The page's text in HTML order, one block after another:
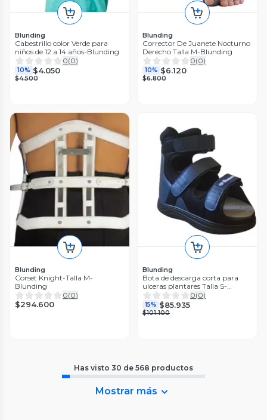
Blunding
Cabestrillo color Verde para
niños de 12 a 14 años-Blunding
0(0)
10% $4.050
$4.500
Blunding
Corrector De Juanete Nocturno
Derecho Talla M-Blunding
0(0)
10% $6.120
$6.800
Blunding
Corset Knight-Talla M-
Blunding
0(0)
$294.600
Blunding
Bota de descarga corta para
ulceras plantares Talla S-
Blunding
0(0)
15% $85.935
$101.100
Has visto 30 de 568 productos
Mostrar más